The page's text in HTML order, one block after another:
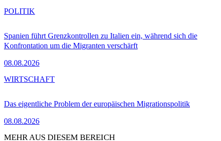
Spanien führt Grenzkontrollen zu Italien ein, während sich die
Konfrontation um die Migranten verschärft
08.08.2026
POLITIK
Das eigentliche Problem der europäischen Migrationspolitik
08.08.2026
WIRTSCHAFT
MEHR AUS DIESEM BEREICH